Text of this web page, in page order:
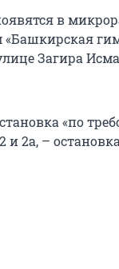
в
Загира
«по
и 2а, –